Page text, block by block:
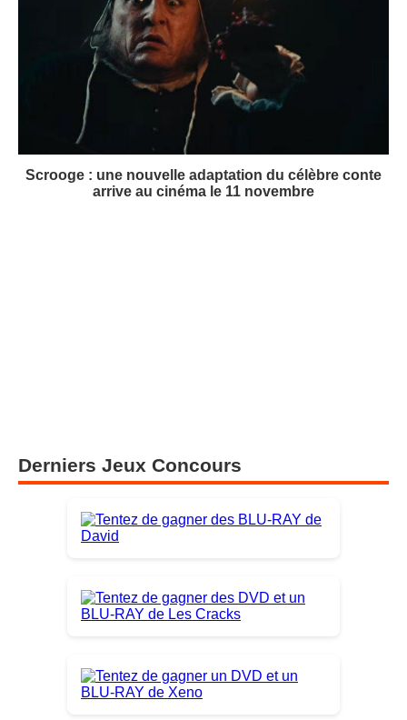
Scrooge : une nouvelle adaptation du célèbre conte
arrive au cinéma le 11 novembre
Derniers Jeux Concours